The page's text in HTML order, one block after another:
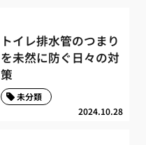
トイレ排水管のつまり
を未然に防ぐ日々の対
策
2024.10.28
未分類